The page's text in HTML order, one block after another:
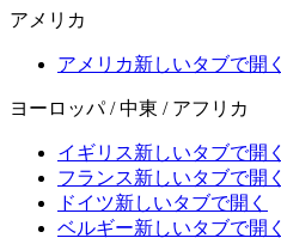
アメリカ
アメリカ新しいタブで開く
ヨーロッパ / 中東 / アフリカ
イギリス新しいタブで開く
フランス新しいタブで開く
ドイツ新しいタブで開く
ベルギー新しいタブで開く